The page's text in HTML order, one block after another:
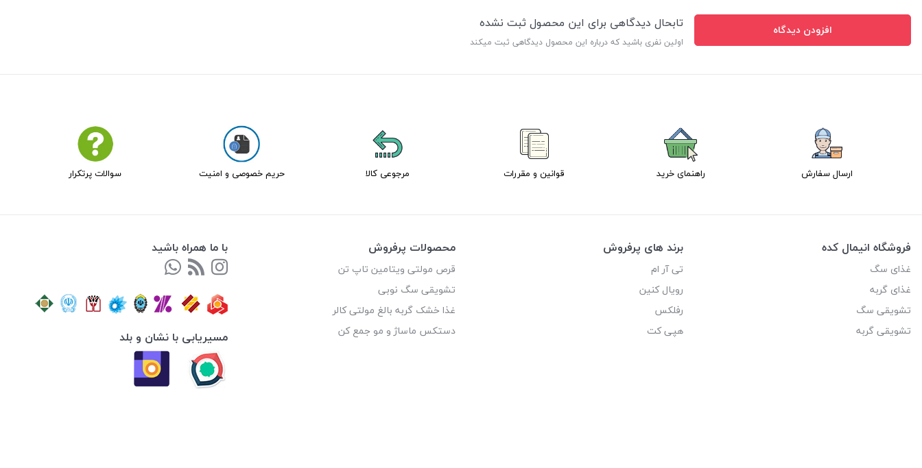
افزودن دیدگاه تابحال دیدگاهی برای این محصول ثبت نشده
اولین نفری باشید که درباره این محصول دیدگاهی ثبت میکند
ارسال سفارش راهنمای خرید قوانین و مقررات مرجوعی کالا حریم خصوصی و امنیت سوالات پرتکرار
فروشگاه انیمال کده
غذای سگ
غذای گربه
تشویقی سگ
تشویقی گربه
برند های پرفروش
تی آر ام
رویال کنین
رفلکس
هپی کت
محصولات پرفروش
قرص مولتی ویتامین تاپ تن
تشویقی سگ نوبی
غذا خشک گربه بالغ مولتی کالر
دستکس ماساژ و مو جمع کن
با ما همراه باشید
مسیریابی با نشان و بلد